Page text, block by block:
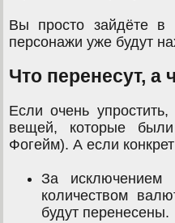
Вы просто зайдёте в
персонажи уже будут
Что перенесут, а
Если очень
вещей, которые
Фогейм). А если
За исключением
количеством
будут перенесены.